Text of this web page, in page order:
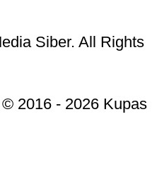
Siber. All Rights
2016 - 2026 Kupas